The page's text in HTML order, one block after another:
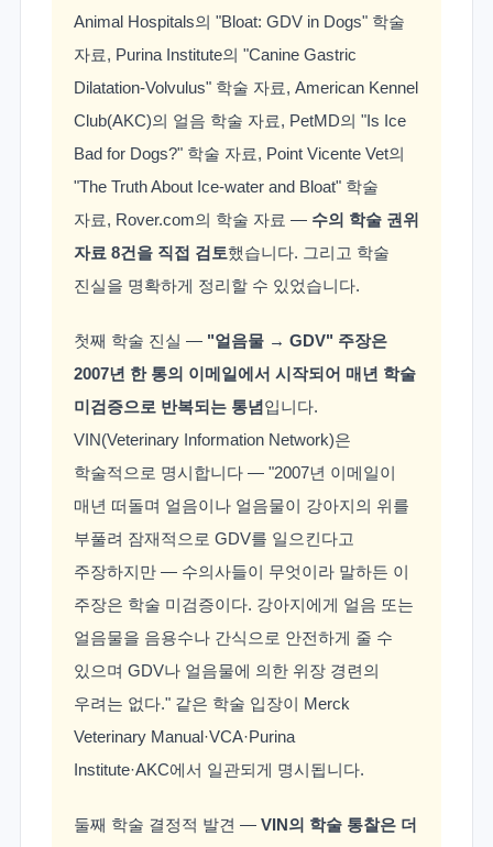
Animal Hospitals의 "Bloat: GDV in Dogs" 학술
자료, Purina Institute의 "Canine Gastric
Dilatation-Volvulus" 학술 자료, American Kennel
Club(AKC)의 얼음 학술 자료, PetMD의 "Is Ice
Bad for Dogs?" 학술 자료, Point Vicente Vet의
"The Truth About Ice-water and Bloat" 학술
자료, Rover.com의 학술 자료 — 수의 학술 권위
자료 8건을 직접 검토했습니다. 그리고 학술
진실을 명확하게 정리할 수 있었습니다.
첫째 학술 진실 — "얼음물 → GDV" 주장은
2007년 한 통의 이메일에서 시작되어 매년 학술
미검증으로 반복되는 통념입니다.
VIN(Veterinary Information Network)은
학술적으로 명시합니다 — "2007년 이메일이
매년 떠돌며 얼음이나 얼음물이 강아지의 위를
부풀려 잠재적으로 GDV를 일으킨다고
주장하지만 — 수의사들이 무엇이라 말하든 이
주장은 학술 미검증이다. 강아지에게 얼음 또는
얼음물을 음용수나 간식으로 안전하게 줄 수
있으며 GDV나 얼음물에 의한 위장 경련의
우려는 없다." 같은 학술 입장이 Merck
Veterinary Manual·VCA·Purina
Institute·AKC에서 일관되게 명시됩니다.
둘째 학술 결정적 발견 — VIN의 학술 통찰은 더